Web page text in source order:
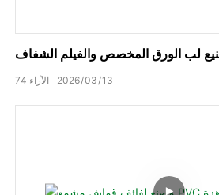
2026 03 13
74 الآراء